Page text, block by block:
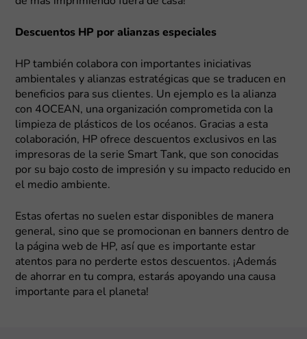
Descuentos HP por alianzas especiales
HP también colabora con importantes iniciativas
ambientales y alianzas estratégicas que se traducen en
beneficios para sus clientes. Un ejemplo es la alianza
con 4OCEAN, una organización comprometida con la
limpieza de plásticos de los océanos. Gracias a esta
colaboración, HP ofrece descuentos exclusivos en las
impresoras de la serie Smart Tank, que son conocidas
por su bajo costo de impresión y su impacto reducido en
el medio ambiente.
Estas ofertas no suelen estar disponibles de manera
general, sino que se promocionan en banners dentro de
la página web de HP, así que es importante estar
atentos para no perderte estos descuentos. ¡Además
de ahorrar en tu compra, estarás apoyando una causa
importante para el planeta!